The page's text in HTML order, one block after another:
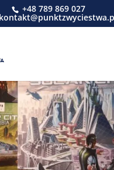
+48 789 869 027